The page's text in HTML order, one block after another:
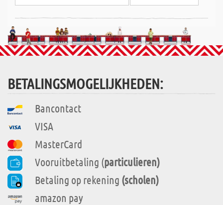
BETALINGSMOGELIJKHEDEN:
Bancontact
VISA
MasterCard
Vooruitbetaling (particulieren)
Betaling op rekening (scholen)
amazon pay